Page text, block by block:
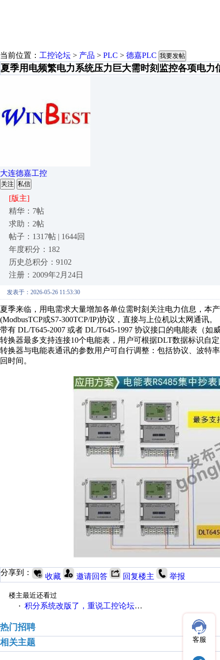
当前位置： 工控论坛 > 产品 > PLC > 德嘉PLC 我要发帖
夏季用电频繁电力系统压力巨大需时刻监控各项电力
大连德嘉工控
关注 私信
[版主]
精华：7帖
求助：2帖
帖子：1317帖 | 1644回
年度积分：182
历史总积分：9102
注册：2009年2月24日
发表于：2026-05-26 11:53:30
夏季来临，用电需求大量增加各单位需时刻关注电力信息，本
(ModbusTCP或S7-300TCP/IP)协议，直接与上位机以太网通讯。
带有 DL/T645-2007 或者 DL/T645-1997 协议接口的电能表（
转换器最多支持连接10个电能表，用户可根据DLT数据标识自
转换器与电能表通讯的参数用户可自行调整：包括协议、波特
回时间。
分享到： 收藏 邀请回答 回复楼主 举报
楼主最近还看过
· 积分系统改版了，重说工控论坛积分那点事儿……
热门招聘
相关主题
客服